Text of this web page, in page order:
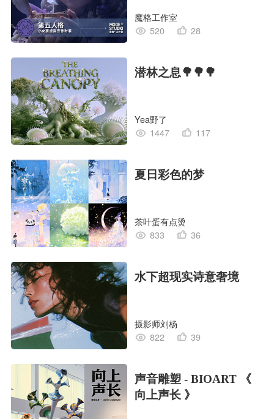
魔格工作室
520
28
潜林之息🌳🌳🌳
Yea野了
1447
117
夏日彩色的梦
茶叶蛋有点烫
833
36
水下超现实诗意奢境
摄影师刘杨
822
39
声音雕塑 - BIOART 《
向上声长 》